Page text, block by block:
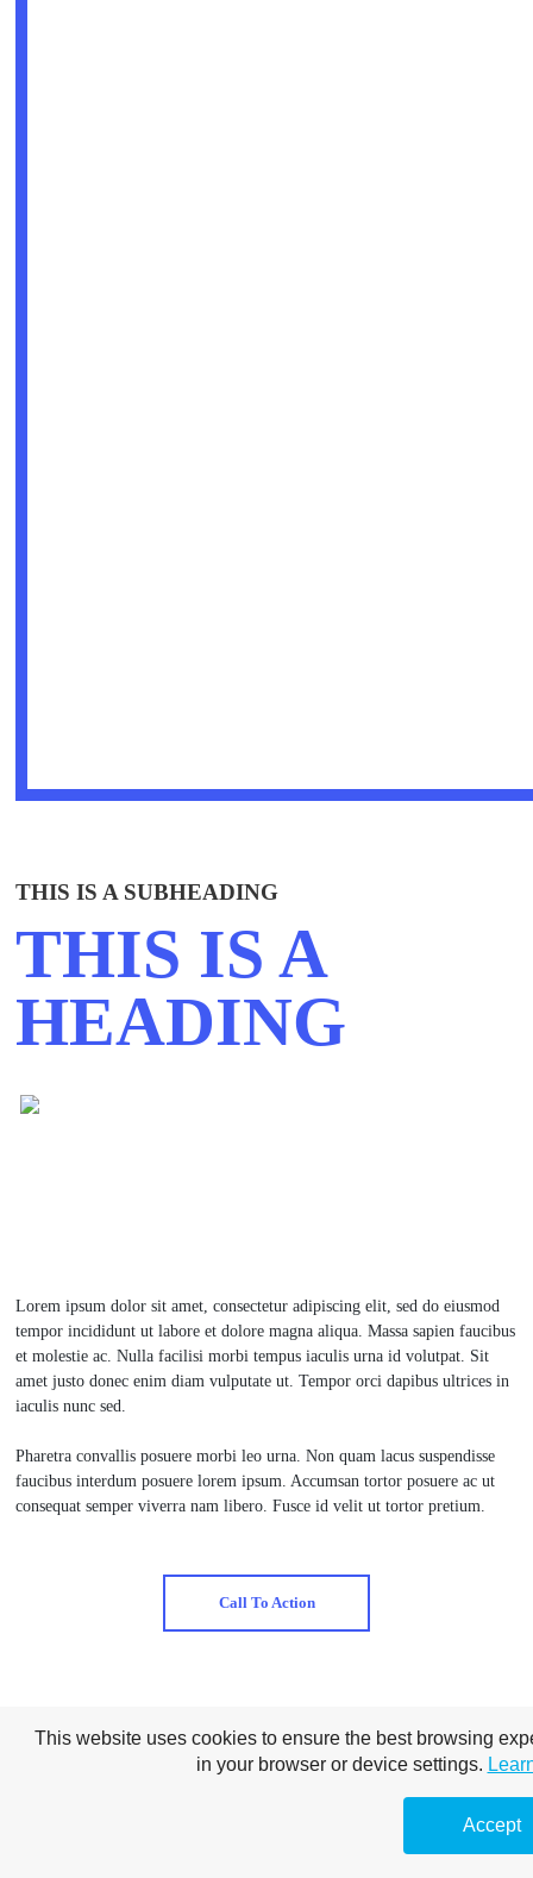
THIS IS A SUBHEADING
THIS IS A
HEADING
Lorem ipsum dolor sit amet, consectetur adipiscing elit, sed do eiusmod
tempor incididunt ut labore et dolore magna aliqua. Massa sapien faucibus
et molestie ac. Nulla facilisi morbi tempus iaculis urna id volutpat. Sit
amet justo donec enim diam vulputate ut. Tempor orci dapibus ultrices in
iaculis nunc sed.
Pharetra convallis posuere morbi leo urna. Non quam lacus suspendisse
faucibus interdum posuere lorem ipsum. Accumsan tortor posuere ac ut
consequat semper viverra nam libero. Fusce id velit ut tortor pretium.
Call To Action
© Copyright Roth Creative
This website uses cookies to ensure the best browsing
in your browser or device settings.
Accept